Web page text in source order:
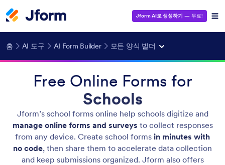
Jform AI로 생성하기 — 무료!
홈 AI 도구 AI Form Builder 모든 양식 빌더
Free Online Forms for
Schools
Jform’s school forms online help schools digitize and
manage online forms and surveys to collect responses
from any device. Create school forms in minutes with
no code, then share them to accelerate data collection
and keep submissions organized. Jform also offers